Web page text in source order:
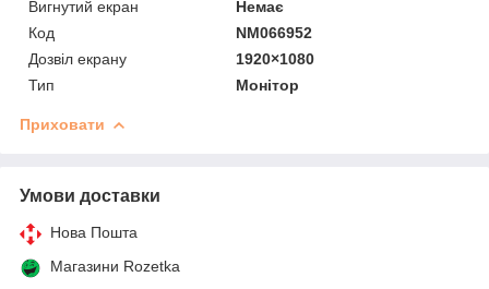
Вигнутий екран
Немає
Код
NM066952
Дозвіл екрану
1920×1080
Тип
Монітор
Приховати
Умови доставки
Нова Пошта
Магазини Rozetka